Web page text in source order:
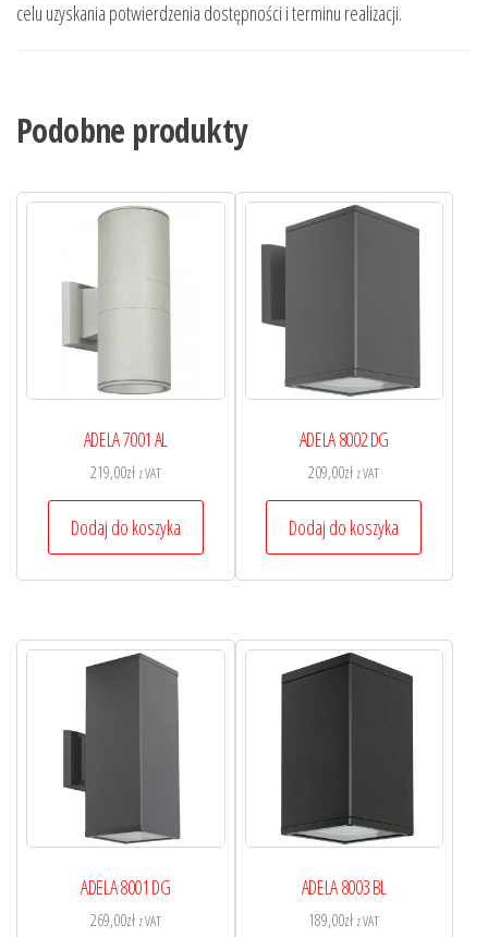
celu uzyskania potwierdzenia dostępności i terminu realizacji.
Podobne produkty
ADELA 7001 AL
219,00zł z VAT
Dodaj do koszyka
ADELA 8002 DG
209,00zł z VAT
Dodaj do koszyka
ADELA 8001 DG
269,00zł z VAT
ADELA 8003 BL
189,00zł z VAT